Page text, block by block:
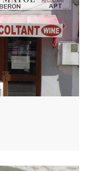
de Mayol. Une
un Vin.
biologique : AOP
et IGP